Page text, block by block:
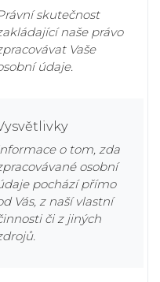
skutečnost
naše právo
Vaše
údaje.
o tom, zda
osobní
pochází přímo
Vás, z naší vlastní
či z jiných